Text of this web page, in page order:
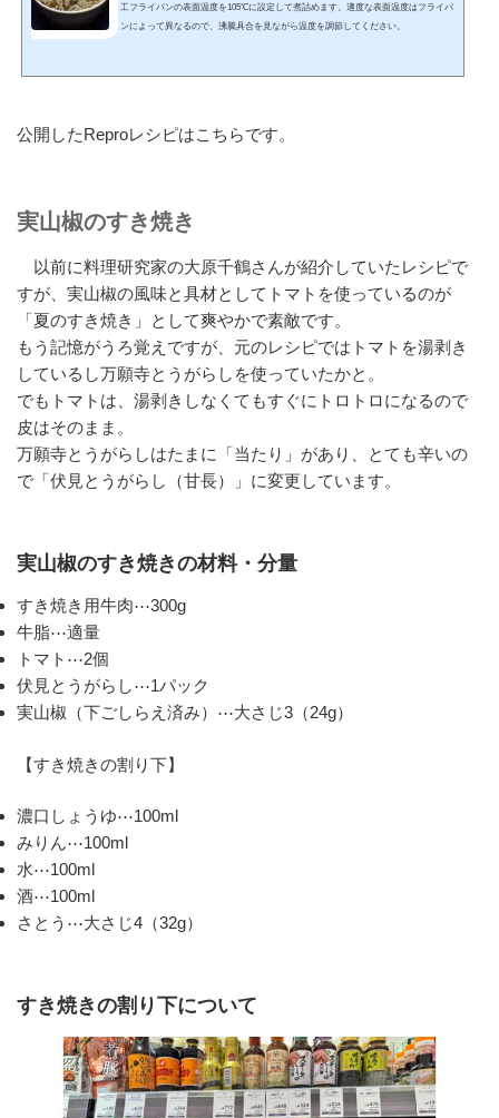
工フライパンの表面温度を105℃に設定して煮詰めます。適度な表面温度はフライパ
ンによって異なるので、沸騰具合を見ながら温度を調節してください。
公開したReproレシピはこちらです。
実山椒のすき焼き
以前に料理研究家の大原千鶴さんが紹介していたレシピで
すが、実山椒の風味と具材としてトマトを使っているのが
「夏のすき焼き」として爽やかで素敵です。
もう記憶がうろ覚えですが、元のレシピではトマトを湯剥き
しているし万願寺とうがらしを使っていたかと。
でもトマトは、湯剥きしなくてもすぐにトロトロになるので
皮はそのまま。
万願寺とうがらしはたまに「当たり」があり、とても辛いの
で「伏見とうがらし（甘長）」に変更しています。
実山椒のすき焼きの材料・分量
すき焼き用牛肉⋯300g
牛脂⋯適量
トマト⋯2個
伏見とうがらし⋯1パック
実山椒（下ごしらえ済み）⋯大さじ3（24g）
【すき焼きの割り下】
濃口しょうゆ⋯100ml
みりん⋯100ml
水⋯100ml
酒⋯100ml
さとう⋯大さじ4（32g）
すき焼きの割り下について